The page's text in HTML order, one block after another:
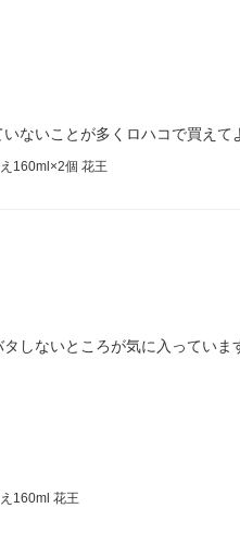
ないことが多くロハコで買えて
160ml×2個 花王
しないところが気に入っていま
160ml 花王